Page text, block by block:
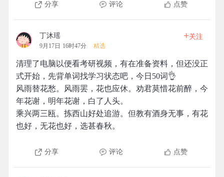
分享 评论 点赞
丁沐瑶
9月17日 16时47分 精选
+关注
清理了电脑以便看考研视频，有在准备资料，但还没正
式开始，先背单词找学习状态吧，今日50词👌
风雨替花愁。风雨罢，花也应休。劝君莫惜花前醉，今
年花谢，明年花谢，白了人头。
乘兴两三瓯。拣西山好处追游。但教有酒身无事，有花
也好，无花也好，选甚春秋。
分享 评论 点赞